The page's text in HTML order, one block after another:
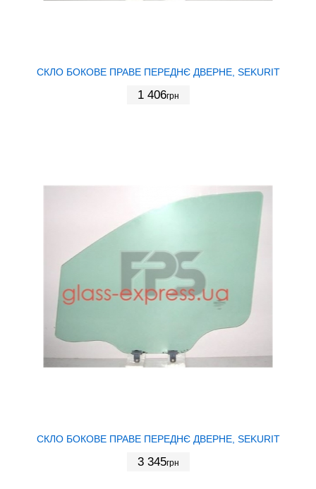
СКЛО БОКОВЕ ПРАВЕ ПЕРЕДНЄ ДВЕРНЕ, SEKURIT
1 406грн
СКЛО БОКОВЕ ПРАВЕ ПЕРЕДНЄ ДВЕРНЕ, SEKURIT
3 345грн